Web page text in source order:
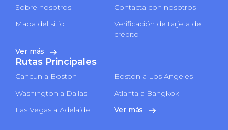
Sobre nosotros
Contacta con nosotros
Mapa del sitio
Verificación de tarjeta de
crédito
Ver más
Rutas Principales
Cancun a Boston
Boston a Los Angeles
Washington a Dallas
Atlanta a Bangkok
Las Vegas a Adelaide
Ver más